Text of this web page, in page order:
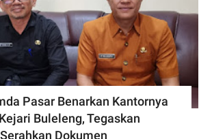
Pasar Benarkan Kantornya
Buleleng, Tegaskan
Dokumen